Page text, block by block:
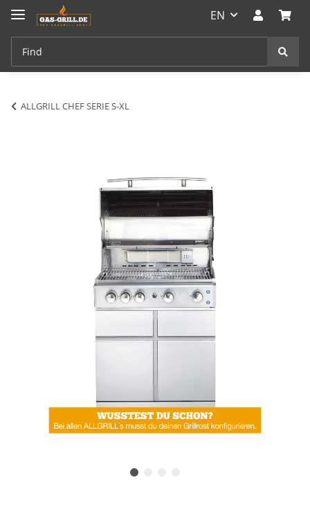
EN
ALLGRILL CHEF SERIE S-XL